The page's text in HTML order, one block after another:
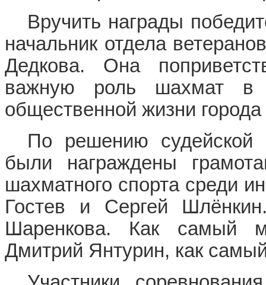
Вручить награды
начальник отдела
Дедкова. Она
важную роль шахмат в
общественной жизни города
По решению судейской
были награждены
шахматного спорта среди
Гостев и Сергей
Шаренкова. Как самый
Дмитрий Янтурин, как